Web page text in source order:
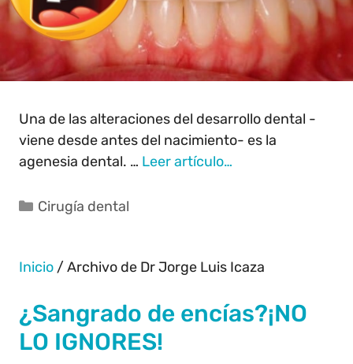
Una de las alteraciones del desarrollo dental -
viene desde antes del nacimiento- es la
agenesia dental. … Leer artículo…
Cirugía dental
Inicio /Archivo de Dr Jorge Luis Icaza
¿Sangrado de encías?¡NO
LO IGNORES!